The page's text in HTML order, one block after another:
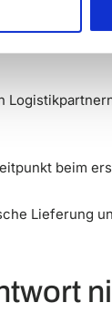
beim
Lieferung